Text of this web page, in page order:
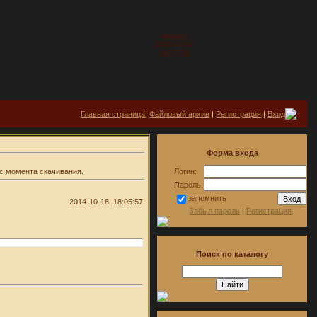
Четверг
2026-08-06
09:37:39
Главная страница|Файловый архив | Регистрация | Вход
момента скачивания.
2014-10-18, 18:05:57
Форма входа
Логин:
Пароль:
запомнить
Забыл пароль | Регистрация
Поиск по каталогу